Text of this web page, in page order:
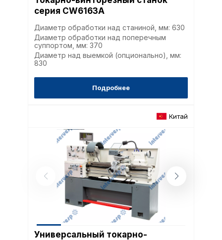
серия CW6163A
Диаметр обработки над станиной, мм: 630
Диаметр обработки над поперечным
суппортом, мм: 370
Диаметр над выемкой (опционально), мм:
830
Подробнее
Китай
Универсальный токарно-